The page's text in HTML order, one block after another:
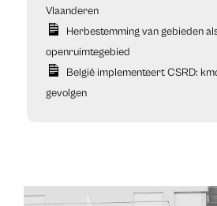
Vlaanderen
Herbestemming van gebieden
openruimtegebied
België implementeert CSRD:
gevolgen